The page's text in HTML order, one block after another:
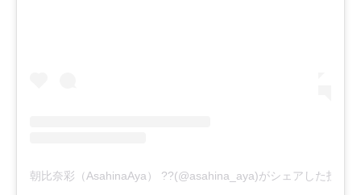
朝比奈彩（AsahinaAya） ??(@asahina_aya)がシェアした投稿